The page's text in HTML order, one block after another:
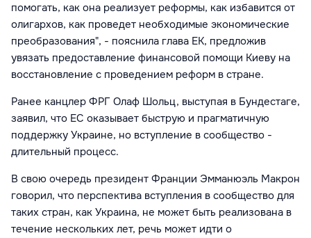
помогать, как она реализует реформы, как избавится от
олигархов, как проведет необходимые экономические
преобразования", - пояснила глава ЕК, предложив
увязать предоставление финансовой помощи Киеву на
восстановление с проведением реформ в стране.
Ранее канцлер ФРГ Олаф Шольц, выступая в Бундестаге,
заявил, что ЕС оказывает быструю и прагматичную
поддержку Украине, но вступление в сообщество -
длительный процесс.
В свою очередь президент Франции Эмманюэль Макрон
говорил, что перспектива вступления в сообщество для
таких стран, как Украина, не может быть реализована в
течение нескольких лет, речь может идти о